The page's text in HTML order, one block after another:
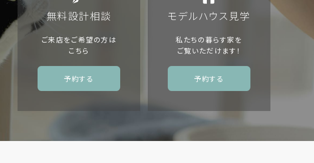
無料設計相談
ご来店をご希望の方は
こちら
予約する
モデルハウス見学
私たちの暮らす家を
ご覧いただけます！
予約する